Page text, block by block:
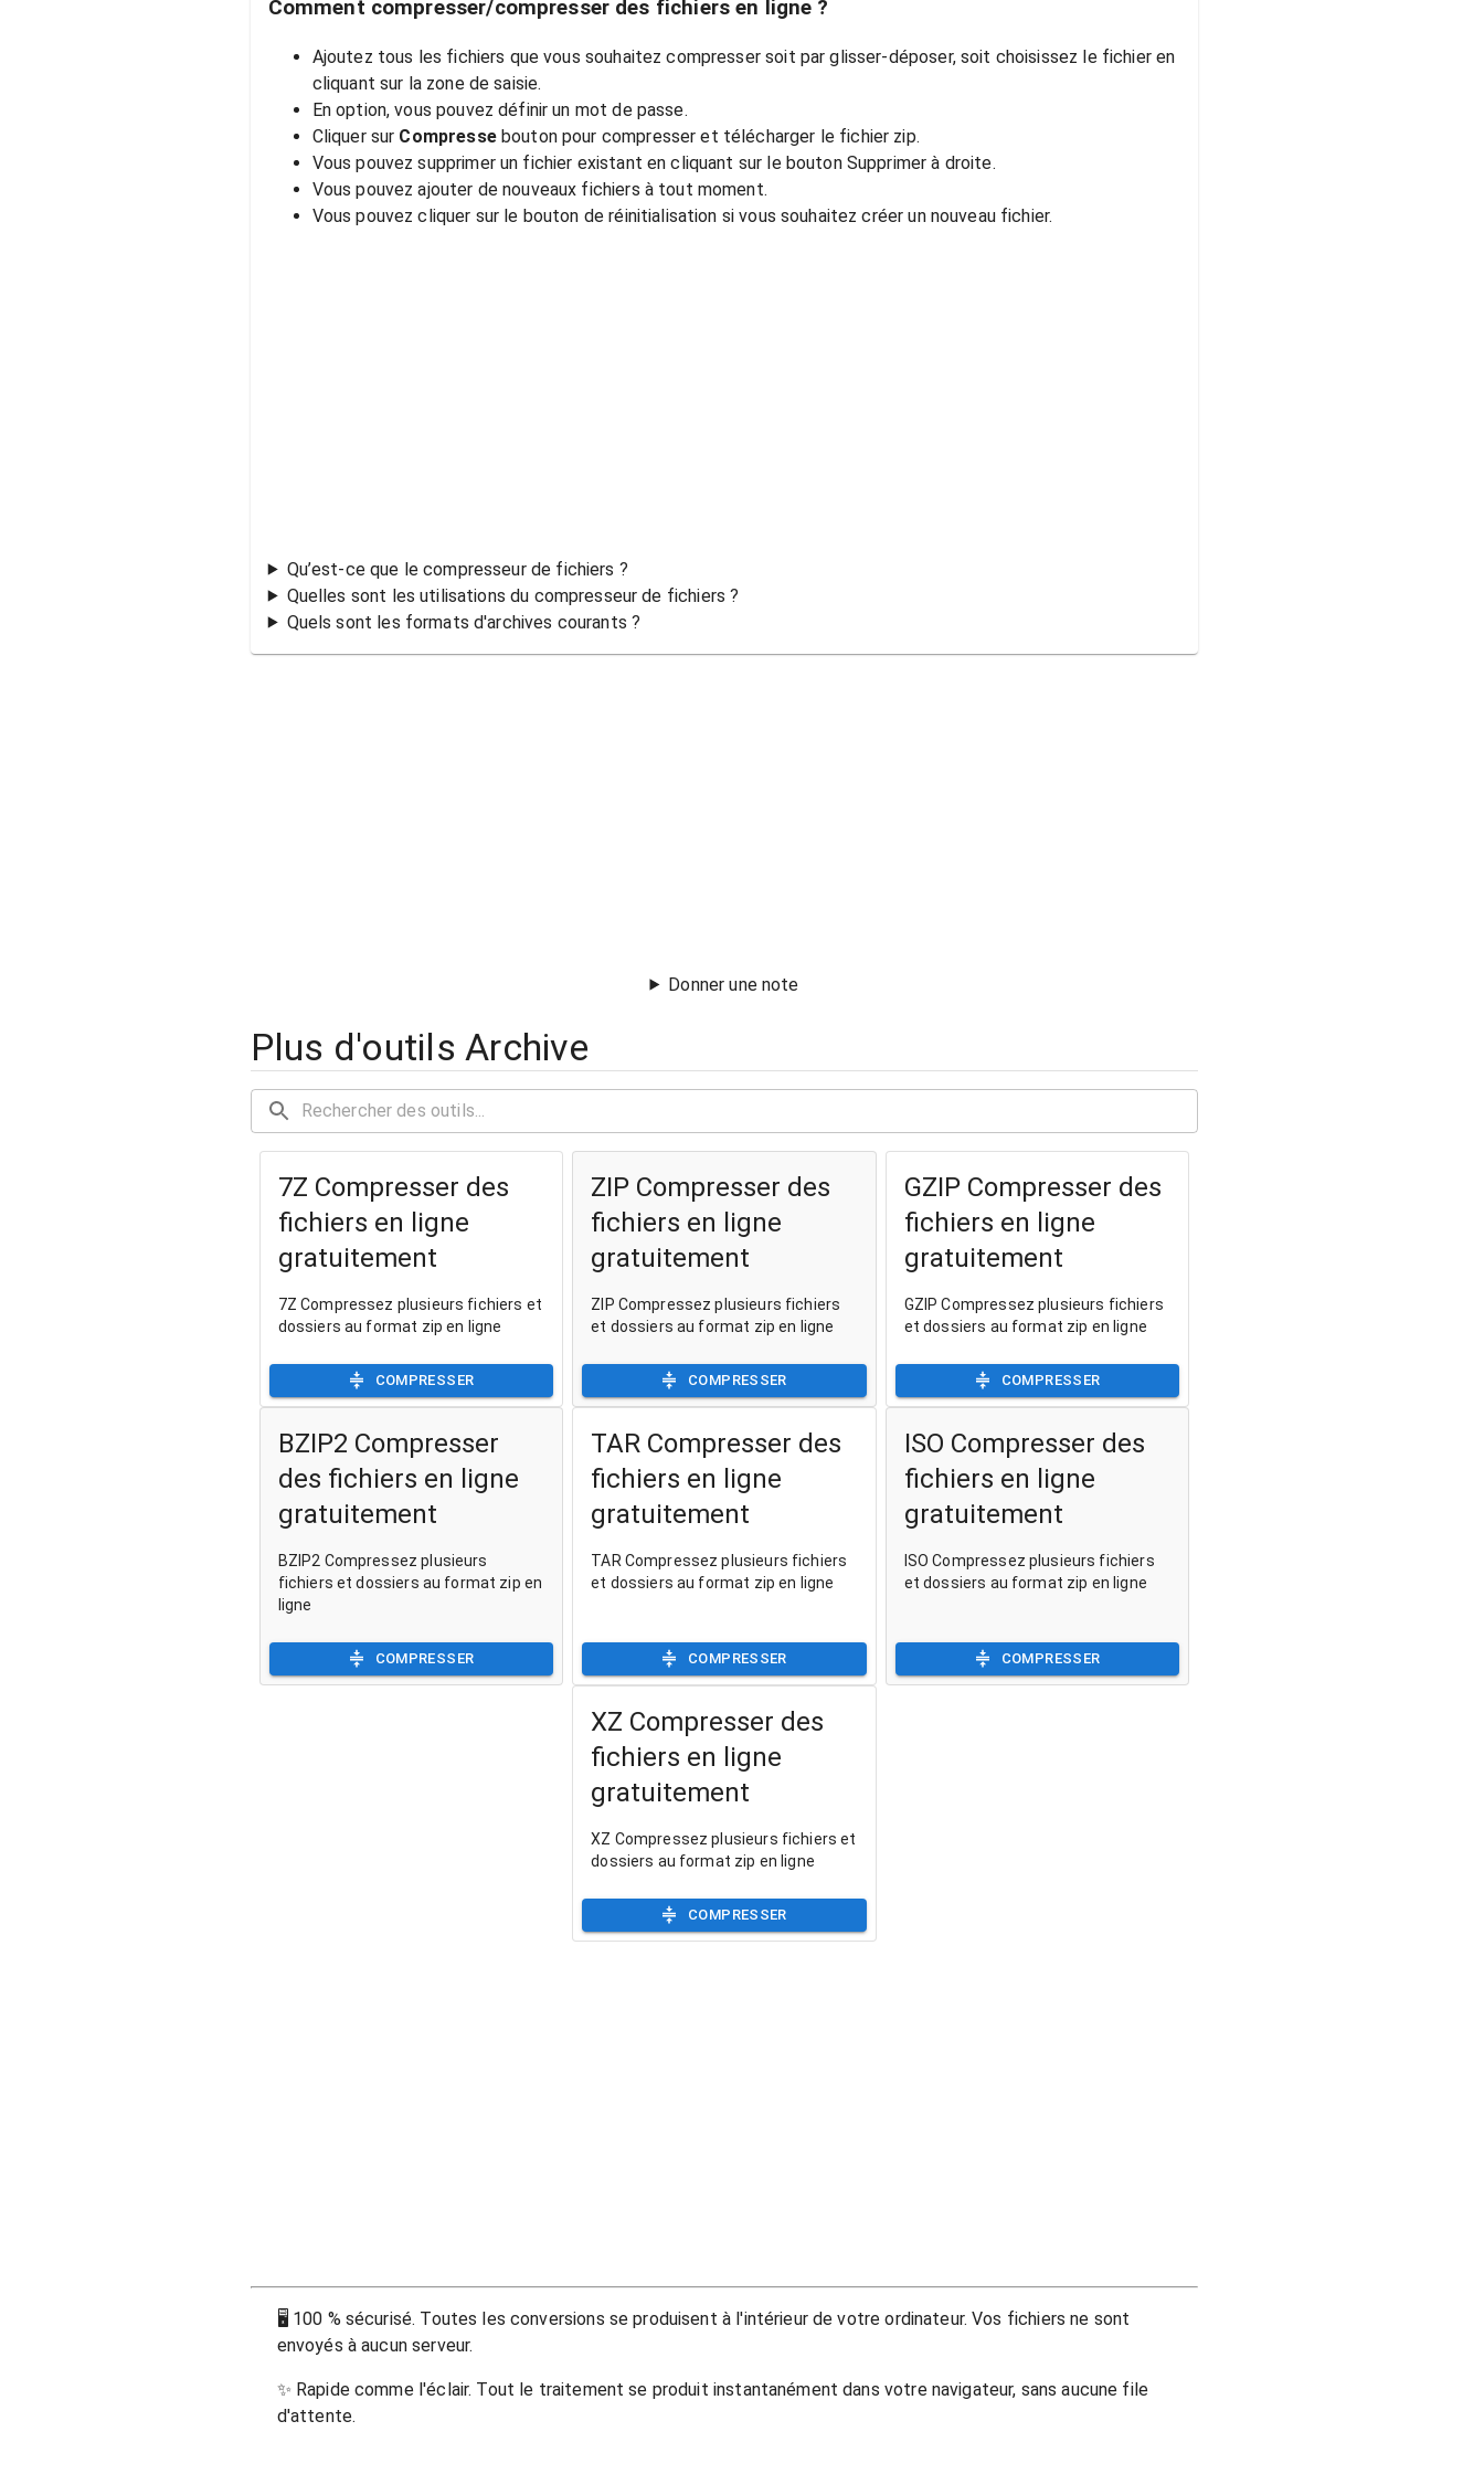
Comment compresser/compresser des fichiers en ligne ?
Ajoutez tous les fichiers que vous souhaitez compresser soit par glisser-déposer, soit choisissez le fichier en
cliquant sur la zone de saisie.
En option, vous pouvez définir un mot de passe.
Cliquer sur Compressebouton pour compresser et télécharger le fichier zip.
Vous pouvez supprimer un fichier existant en cliquant sur le bouton Supprimer à droite.
Vous pouvez ajouter de nouveaux fichiers à tout moment.
Vous pouvez cliquer sur le bouton de réinitialisation si vous souhaitez créer un nouveau fichier.
Qu’est-ce que le compresseur de fichiers ?
Quelles sont les utilisations du compresseur de fichiers ?
Quels sont les formats d'archives courants ?
Donner une note
Plus d'outils Archive
7Z Compresser des
fichiers en ligne
gratuitement
7Z Compressez plusieurs fichiers et
dossiers au format zip en ligne
COMPRESSER
ZIP Compresser des
fichiers en ligne
gratuitement
ZIP Compressez plusieurs fichiers
et dossiers au format zip en ligne
COMPRESSER
GZIP Compresser des
fichiers en ligne
gratuitement
GZIP Compressez plusieurs fichiers
et dossiers au format zip en ligne
COMPRESSER
BZIP2 Compresser
des fichiers en ligne
gratuitement
BZIP2 Compressez plusieurs
fichiers et dossiers au format zip en
ligne
COMPRESSER
TAR Compresser des
fichiers en ligne
gratuitement
TAR Compressez plusieurs fichiers
et dossiers au format zip en ligne
COMPRESSER
ISO Compresser des
fichiers en ligne
gratuitement
ISO Compressez plusieurs fichiers
et dossiers au format zip en ligne
COMPRESSER
XZ Compresser des
fichiers en ligne
gratuitement
XZ Compressez plusieurs fichiers et
dossiers au format zip en ligne
COMPRESSER
🖥 100 % sécurisé. Toutes les conversions se produisent à l'intérieur de votre ordinateur. Vos fichiers ne sont
envoyés à aucun serveur.
✨ Rapide comme l'éclair. Tout le traitement se produit instantanément dans votre navigateur, sans aucune file
d'attente.